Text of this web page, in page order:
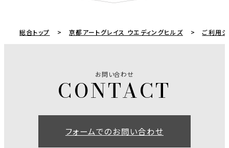
総合トップ 京都アートグレイス ウエディングヒルズ ご利用
お問い合わせ
フォームでのお問い合わせ